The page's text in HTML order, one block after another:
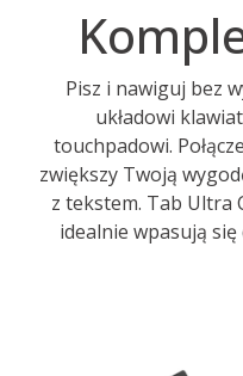
Pisz i nawiguj bez
układowi
touchpadowi.
zwiększy Twoją
z tekstem. Tab Ultra
idealnie wpasują